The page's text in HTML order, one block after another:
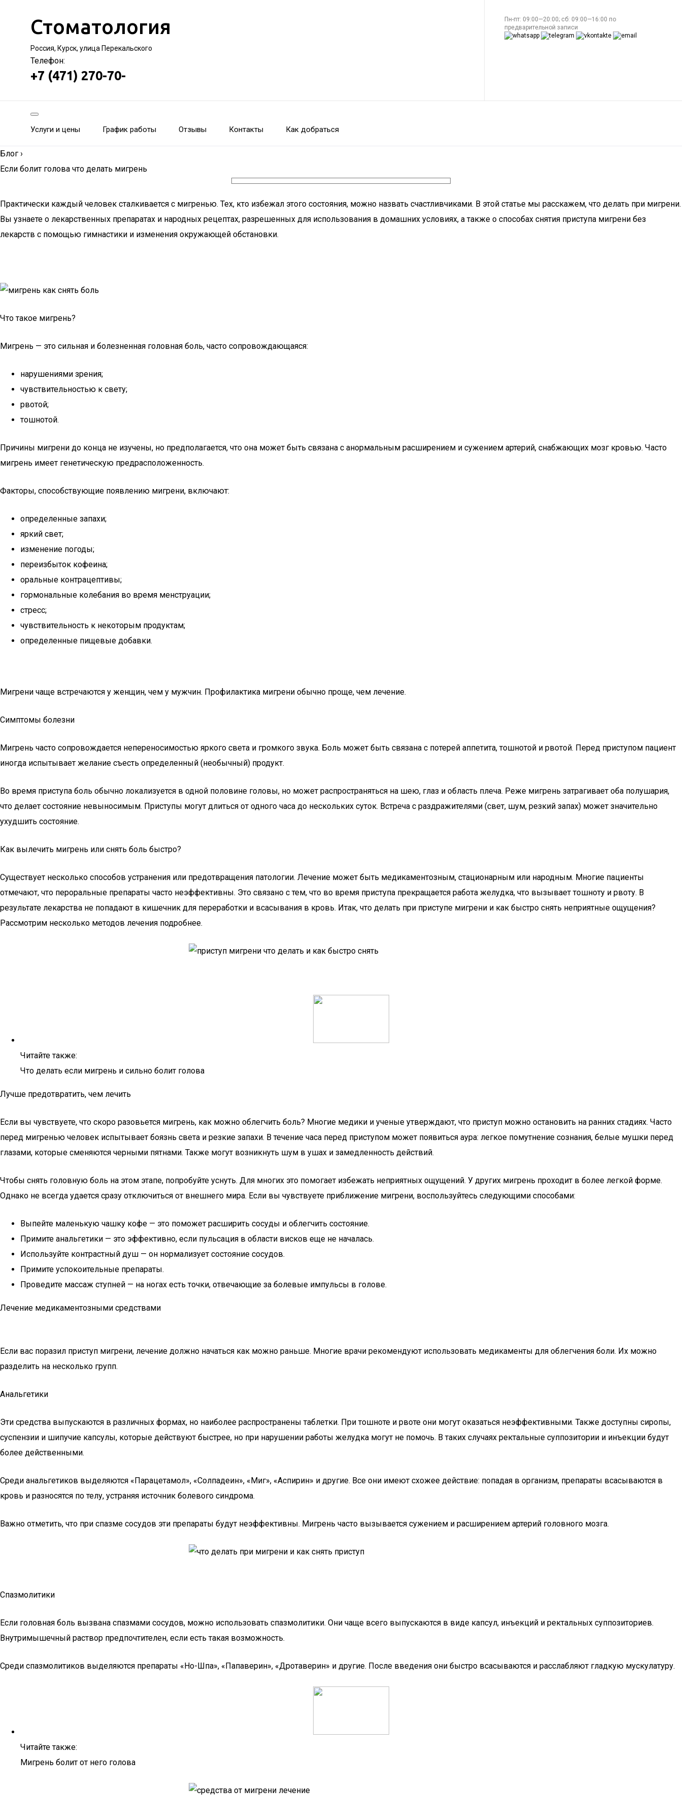
Стоматология
Россия, Курск, улица Перекальского
Телефон:
+7 (471) 270-70-
Пн-пт: 09:00—20:00; сб: 09:00—16:00 по
предварительной записи
Услуги и цены График работы Отзывы Контакты Как добраться
Блог ›
Если болит голова что делать мигрень
Практически каждый человек сталкивается с мигренью. Тех, кто избежал этого состояния, можно назвать счастливчиками. В этой статье мы расскажем, что делать при мигрени.
Вы узнаете о лекарственных препаратах и народных рецептах, разрешенных для использования в домашних условиях, а также о способах снятия приступа мигрени без
лекарств с помощью гимнастики и изменения окружающей обстановки.
Что такое мигрень?
Мигрень — это сильная и болезненная головная боль, часто сопровождающаяся:
нарушениями зрения;
чувствительностью к свету;
рвотой;
тошнотой.
Причины мигрени до конца не изучены, но предполагается, что она может быть связана с анормальным расширением и сужением артерий, снабжающих мозг кровью. Часто
мигрень имеет генетическую предрасположенность.
Факторы, способствующие появлению мигрени, включают:
определенные запахи;
яркий свет;
изменение погоды;
переизбыток кофеина;
оральные контрацептивы;
гормональные колебания во время менструации;
стресс;
чувствительность к некоторым продуктам;
определенные пищевые добавки.
Мигрени чаще встречаются у женщин, чем у мужчин. Профилактика мигрени обычно проще, чем лечение.
Симптомы болезни
Мигрень часто сопровождается непереносимостью яркого света и громкого звука. Боль может быть связана с потерей аппетита, тошнотой и рвотой. Перед приступом пациент
иногда испытывает желание съесть определенный (необычный) продукт.
Во время приступа боль обычно локализуется в одной половине головы, но может распространяться на шею, глаз и область плеча. Реже мигрень затрагивает оба полушария,
что делает состояние невыносимым. Приступы могут длиться от одного часа до нескольких суток. Встреча с раздражителями (свет, шум, резкий запах) может значительно
ухудшить состояние.
Как вылечить мигрень или снять боль быстро?
Существует несколько способов устранения или предотвращения патологии. Лечение может быть медикаментозным, стационарным или народным. Многие пациенты
отмечают, что пероральные препараты часто неэффективны. Это связано с тем, что во время приступа прекращается работа желудка, что вызывает тошноту и рвоту. В
результате лекарства не попадают в кишечник для переработки и всасывания в кровь. Итак, что делать при приступе мигрени и как быстро снять неприятные ощущения?
Рассмотрим несколько методов лечения подробнее.
Читайте также:
Что делать если мигрень и сильно болит голова
Лучше предотвратить, чем лечить
Если вы чувствуете, что скоро разовьется мигрень, как можно облегчить боль? Многие медики и ученые утверждают, что приступ можно остановить на ранних стадиях. Часто
перед мигренью человек испытывает боязнь света и резкие запахи. В течение часа перед приступом может появиться аура: легкое помутнение сознания, белые мушки перед
глазами, которые сменяются черными пятнами. Также могут возникнуть шум в ушах и замедленность действий.
Чтобы снять головную боль на этом этапе, попробуйте уснуть. Для многих это помогает избежать неприятных ощущений. У других мигрень проходит в более легкой форме.
Однако не всегда удается сразу отключиться от внешнего мира. Если вы чувствуете приближение мигрени, воспользуйтесь следующими способами:
Выпейте маленькую чашку кофе — это поможет расширить сосуды и облегчить состояние.
Примите анальгетики — это эффективно, если пульсация в области висков еще не началась.
Используйте контрастный душ — он нормализует состояние сосудов.
Примите успокоительные препараты.
Проведите массаж ступней — на ногах есть точки, отвечающие за болевые импульсы в голове.
Лечение медикаментозными средствами
Если вас поразил приступ мигрени, лечение должно начаться как можно раньше. Многие врачи рекомендуют использовать медикаменты для облегчения боли. Их можно
разделить на несколько групп.
Анальгетики
Эти средства выпускаются в различных формах, но наиболее распространены таблетки. При тошноте и рвоте они могут оказаться неэффективными. Также доступны сиропы,
суспензии и шипучие капсулы, которые действуют быстрее, но при нарушении работы желудка могут не помочь. В таких случаях ректальные суппозитории и инъекции будут
более действенными.
Среди анальгетиков выделяются «Парацетамол», «Солпадеин», «Миг», «Аспирин» и другие. Все они имеют схожее действие: попадая в организм, препараты всасываются в
кровь и разносятся по телу, устраняя источник болевого синдрома.
Важно отметить, что при спазме сосудов эти препараты будут неэффективны. Мигрень часто вызывается сужением и расширением артерий головного мозга.
Спазмолитики
Если головная боль вызвана спазмами сосудов, можно использовать спазмолитики. Они чаще всего выпускаются в виде капсул, инъекций и ректальных суппозиториев.
Внутримышечный раствор предпочтителен, если есть такая возможность.
Среди спазмолитиков выделяются препараты «Но-Шпа», «Папаверин», «Дротаверин» и другие. После введения они быстро всасываются и расслабляют гладкую мускулатуру.
Читайте также:
Мигрень болит от него голова